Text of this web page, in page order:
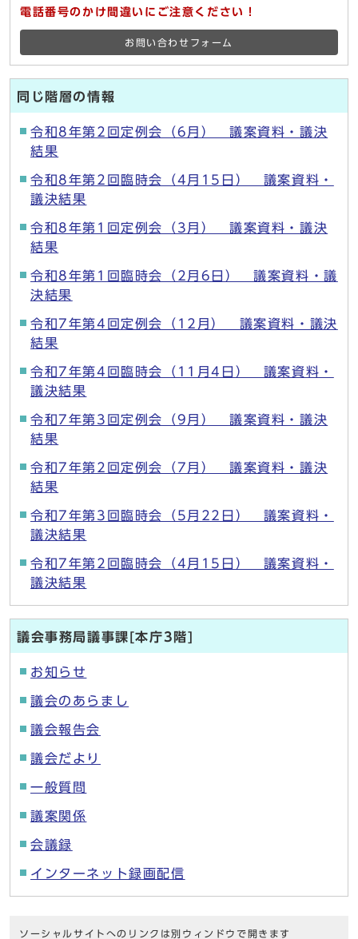
電話番号のかけ間違いにご注意ください！
お問い合わせフォーム
同じ階層の情報
令和8年第2回定例会（6月） 議案資料・議決
結果
令和8年第2回臨時会（4月15日） 議案資料・
議決結果
令和8年第1回定例会（3月） 議案資料・議決
結果
令和8年第1回臨時会（2月6日） 議案資料・議
決結果
令和7年第4回定例会（12月） 議案資料・議決
結果
令和7年第4回臨時会（11月4日） 議案資料・
議決結果
令和7年第3回定例会（9月） 議案資料・議決
結果
令和7年第2回定例会（7月） 議案資料・議決
結果
令和7年第3回臨時会（5月22日） 議案資料・
議決結果
令和7年第2回臨時会（4月15日） 議案資料・
議決結果
議会事務局議事課[本庁3階]
お知らせ
議会のあらまし
議会報告会
議会だより
一般質問
議案関係
会議録
インターネット録画配信
ソーシャルサイトへのリンクは別ウィンドウで開きます